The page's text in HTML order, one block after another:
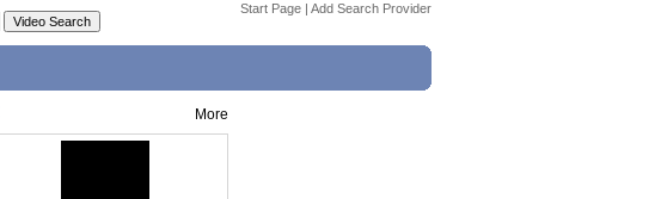
Start Page | Add Search Provider
More